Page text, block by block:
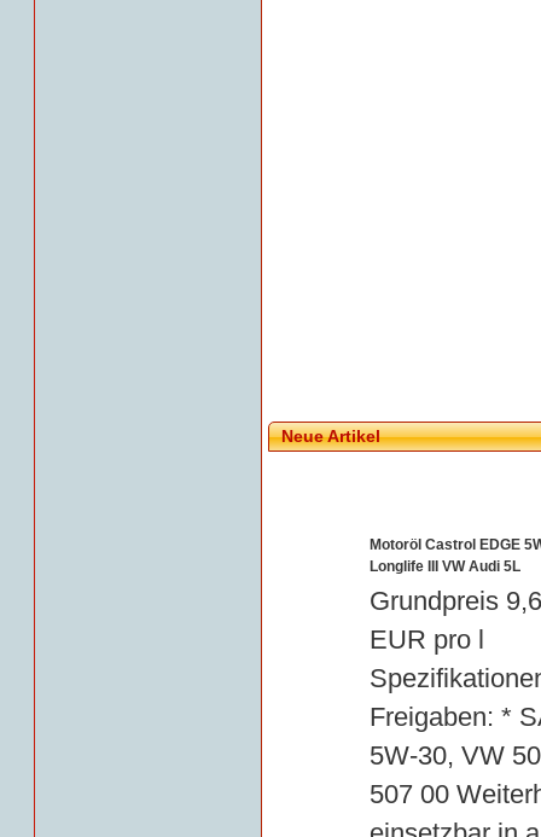
Neue Artikel
Motoröl Castrol EDGE
Longlife III VW Audi 5L
Grundpreis
EUR pro l
Freigaben: *
5W-30, VW
507 00